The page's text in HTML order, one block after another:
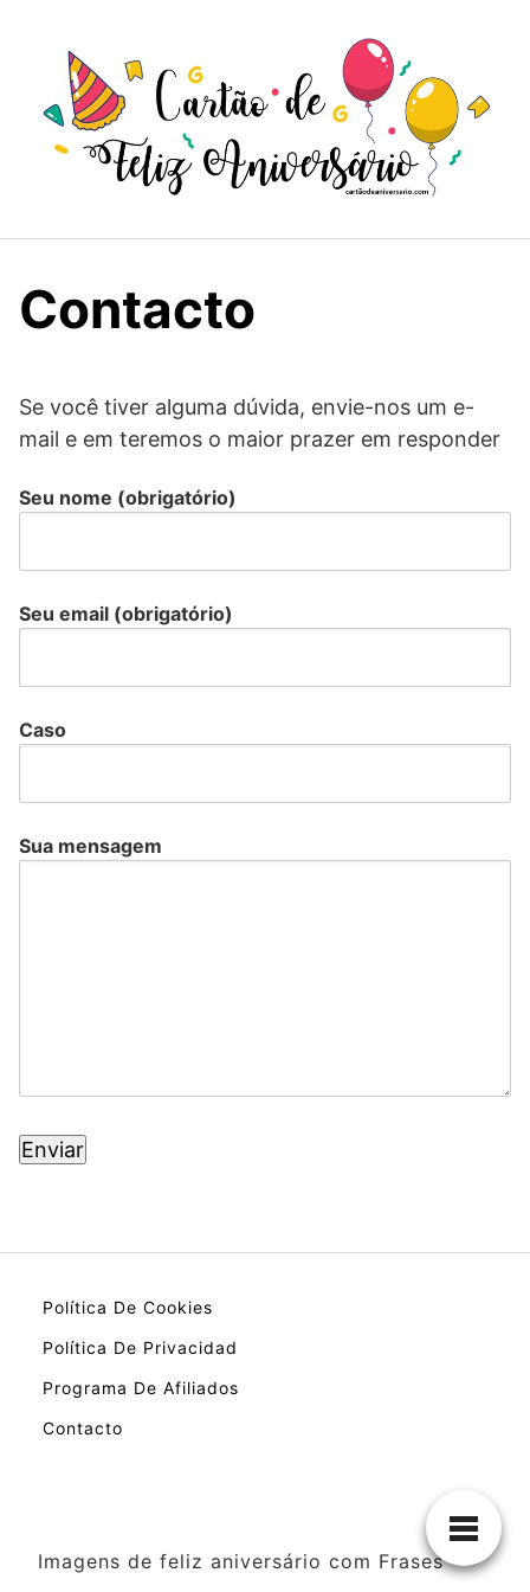
Contacto
Se você tiver alguma dúvida, envie-nos um e-
mail e em teremos o maior prazer em responder
Seu nome (obrigatório)
Seu email (obrigatório)
Caso
Sua mensagem
Política De Cookies
Política De Privacidad
Programa De Afiliados
Contacto
Imagens de feliz aniversário com Frases